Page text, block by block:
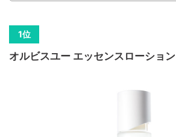
オルビスユー エッセンスローション